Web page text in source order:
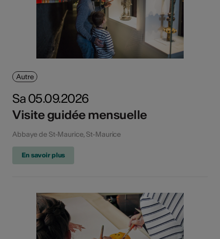
Autre
Sa 05.09.2026
Visite guidée mensuelle
Abbaye de St-Maurice, St-Maurice
En savoir plus